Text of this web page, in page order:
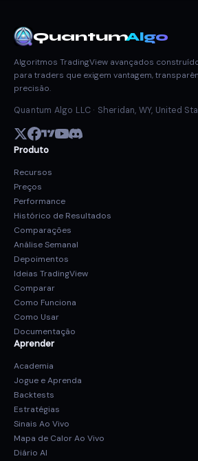
QuantumAlgo
Algoritmos TradingView avançados
para traders que exigem vantagem,
precisão.
Quantum Algo LLC · Sheridan, WY, United
Produto
Recursos
Preços
Performance
Histórico de Resultados
Comparações
Análise Semanal
Depoimentos
Ideias TradingView
Comparar
Como Funciona
Como Usar
Documentação
Aprender
Academia
Jogue e Aprenda
Backtests
Estratégias
Sinais Ao Vivo
Mapa de Calor Ao Vivo
Diário AI